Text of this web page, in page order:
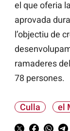
el que oferia
aprovada
l’objectiu de
ramaderes
78 persones.
Culla el